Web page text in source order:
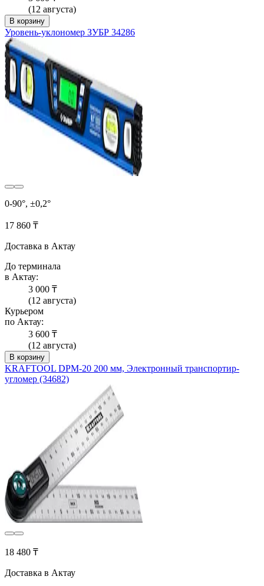
(12 августа)
В корзину
Уровень-уклономер ЗУБР 34286
0-90°, ±0,2°
17 860 ₸
Доставка в Актау
До терминала
в Актау:
3 000 ₸
(12 августа)
Курьером
по Актау:
3 600 ₸
(12 августа)
В корзину
KRAFTOOL DPM-20 200 мм, Электронный транспортир-
угломер (34682)
18 480 ₸
Доставка в Актау